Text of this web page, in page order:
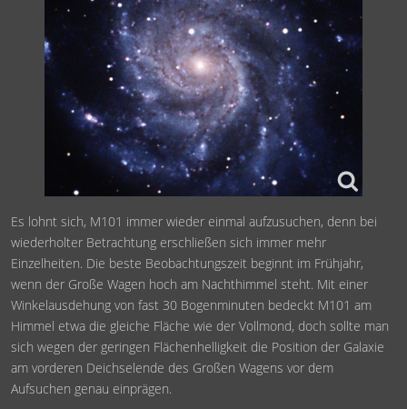
Es lohnt sich, M101 immer wieder einmal aufzusuchen, denn bei
wiederholter Betrachtung erschließen sich immer mehr
Einzelheiten. Die beste Beobachtungszeit beginnt im Frühjahr,
wenn der Große Wagen hoch am Nachthimmel steht. Mit einer
Winkelausdehung von fast 30 Bogenminuten bedeckt M101 am
Himmel etwa die gleiche Fläche wie der Vollmond, doch sollte man
sich wegen der geringen Flächenhelligkeit die Position der Galaxie
am vorderen Deichselende des Großen Wagens vor dem
Aufsuchen genau einprägen.